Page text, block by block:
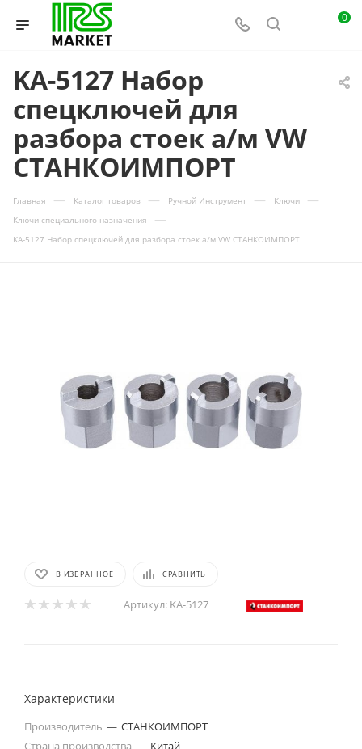
0
KA-5127 Набор
спецключей для
разбора стоек а/м VW
СТАНКОИМПОРТ
Главная — Каталог товаров — Ручной Инструмент — Ключи —
Ключи специального назначения —
KA-5127 Набор спецключей для разбора стоек а/м VW СТАНКОИМПОРТ
В ИЗБРАННОЕ СРАВНИТЬ
Артикул: KA-5127
Характеристики
Производитель — СТАНКОИМПОРТ
Страна производства — Китай